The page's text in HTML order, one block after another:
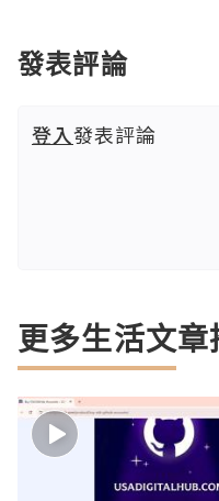
發表評論
登入發表評論
更多生活文章